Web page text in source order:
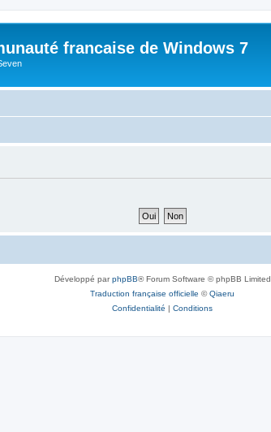
francaise de Windows 7
Développé parphpBB® Forum Software © phpBB Limited
Traduction française officielle ©Qiaeru
Confidentialité | Conditions